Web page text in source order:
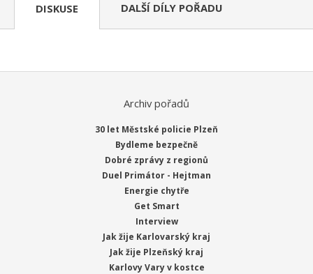
DISKUSE DALŠÍ DÍLY POŘADU
Archiv pořadů
30 let Městské policie Plzeň
Bydleme bezpečně
Dobré zprávy z regionů
Duel Primátor - Hejtman
Energie chytře
Get Smart
Interview
Jak žije Karlovarský kraj
Jak žije Plzeňský kraj
Karlovy Vary v kostce